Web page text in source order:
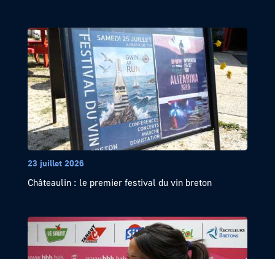
23 juillet 2026
Châteaulin : le premier festival du vin breton